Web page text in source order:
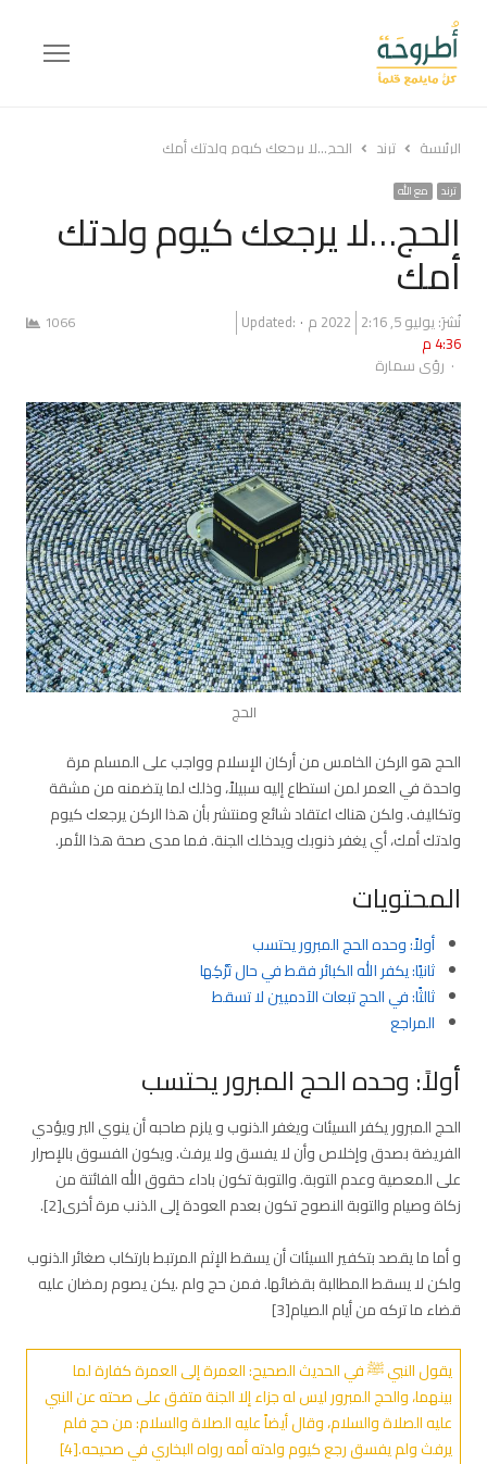
Menu
الرئيسة ترند الحج…لا يرجعك كيوم ولدتك أمك
ترند مع الله
الحج…لا يرجعك كيوم ولدتك
أمك
نُشرَ:يوليو 5, 2022 2:16 م
Updated:
4:36 م
Author
رؤى سمارة
1066
الحج
الحج هو الركن الخامس من أركان الإسلام وواجب على المسلم مرة
واحدة في العمر لمن استطاع إليه سبيلاً، وذلك لما يتضمنه من مشقة
وتكاليف. ولكن هناك اعتقاد شائع ومنتشر بأن هذا الركن يرجعك كيوم
ولدتك أمك، أي يغفر ذنوبك ويدخلك الجنة. فما مدى صحة هذا الأمر.
المحتويات
أولاً: وحده الحج المبرور يحتسب
ثانيًا: يكفر الله الكبائر فقط في حال تَرْكِها
ثالثًا: في الحج تبعات الآدميين لا تسقط
المراجع
أولاً: وحده الحج المبرور يحتسب
الحج المبرور يكفر السيئات ويغفر الذنوب و يلزم صاحبه أن ينوي البر ويؤدي
الفريضة بصدق وإخلاص وأن لا يفسق ولا يرفث. ويكون الفسوق بالإصرار
على المعصية وعدم التوبة. والتوبة تكون باداء حقوق الله الفائتة من
زكاة وصيام والتوبة النصوح تكون بعدم العودة إلى الذنب مرة أخرى[2].
و أما ما يقصد بتكفير السيئات أن يسقط الإثم المرتبط بارتكاب صغائر الذنوب
ولكن لا يسقط المطالبة بقضائها. فمن حج ولم .يكن يصوم رمضان عليه
قضاء ما تركه من أيام الصيام[3]
يقول النبي ﷺ في الحديث الصحيح: العمرة إلى العمرة كفارة لما
بينهما، والحج المبرور ليس له جزاء إلا الجنة متفق على صحته عن النبي
عليه الصلاة والسلام، وقال أيضاً عليه الصلاة والسلام: من حج فلم
يرفث ولم يفسق رجع كيوم ولدته أمه رواه البخاري في صحيحه.[4]